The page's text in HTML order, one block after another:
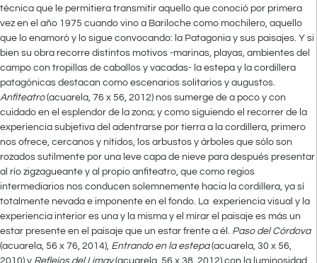
técnica que le permitiera transmitir aquello que conoció por primera
vez en el año 1975 cuando vino a Bariloche como mochilero, aquello
que lo enamoró y lo sigue convocando: la Patagonia y sus paisajes. Y si
bien su obra recorre distintos motivos -marinas, playas, ambientes del
campo con tropillas de caballos y vacadas- la estepa y la cordillera
patagónicas destacan como escenarios solitarios y augustos.
Anfiteatro(acuarela, 76 x 56, 2012) nos sumerge de a poco y con
cuidado en el esplendor de la zona; y como siguiendo el recorrer de la
experiencia subjetiva del adentrarse por tierra a la cordillera, primero
nos ofrece, cercanos y nítidos, los arbustos y árboles que sólo son
rozados sutilmente por una leve capa de nieve para después presentar
al río zigzagueante y al propio anfiteatro, que como regios
intermediarios nos conducen solemnemente hacia la cordillera, ya sí
totalmente nevada e imponente en el fondo. La experiencia visual y la
experiencia interior es una y la misma y el mirar el paisaje es más un
estar presente en el paisaje que un estar frente a él. Paso del Córdova
(acuarela, 56 x 76, 2014), Entrando en la estepa(acuarela, 30 x 56,
2010) y Reflejos del Limay(acuarela, 56 x 38, 2012) con la luminosidad